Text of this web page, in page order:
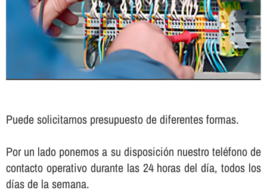
Puede solicitarnos presupuesto de diferentes formas.
Por un lado ponemos a su disposición nuestro teléfono de
contacto operativo durante las 24 horas del dí­a, todos los
dí­as de la semana.